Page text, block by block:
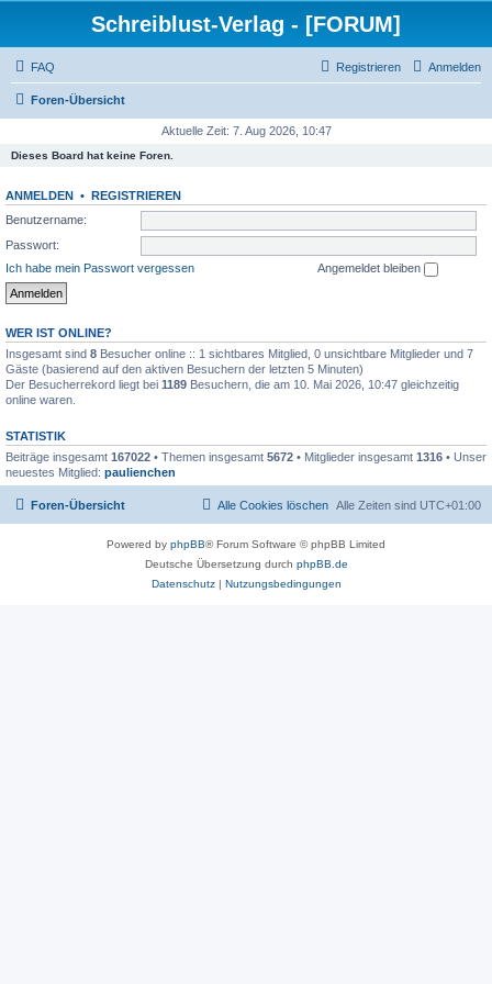
Schreiblust-Verlag - [FORUM]
FAQ Anmelden
Registrieren
Foren-Übersicht
Aktuelle Zeit: 7. Aug 2026, 10:47
Dieses Board hat keine Foren.
ANMELDEN • REGISTRIEREN
Benutzername:
Passwort:
Ich habe mein Passwort vergessen
Angemeldet bleiben
WER IST ONLINE?
Insgesamt sind 8 Besucher online :: 1 sichtbares Mitglied, 0 unsichtbare Mitglieder und 7
Gäste (basierend auf den aktiven Besuchern der letzten 5 Minuten)
Der Besucherrekord liegt bei 1189 Besuchern, die am 10. Mai 2026, 10:47 gleichzeitig
online waren.
STATISTIK
Beiträge insgesamt 167022 • Themen insgesamt 5672 • Mitglieder insgesamt 1316 • Unser
neuestes Mitglied: paulienchen
Foren-Übersicht Alle Zeiten sind UTC+01:00
Alle Cookies löschen
Powered by phpBB® Forum Software © phpBB Limited
Deutsche Übersetzung durch phpBB.de
Datenschutz| Nutzungsbedingungen